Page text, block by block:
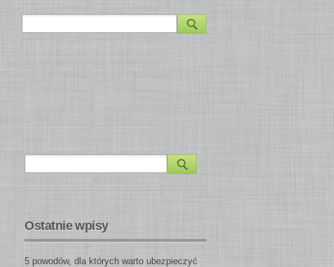
Ostatnie wpisy
5 powodów, dla których warto ubezpieczyć